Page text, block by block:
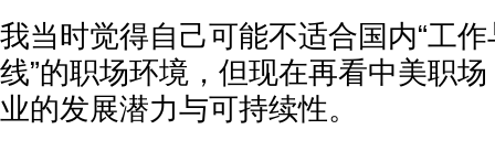
我当时觉得自己可能不适合国内“工
线”的职场环境，但现在再看中美职
业的发展潜力与可持续性。